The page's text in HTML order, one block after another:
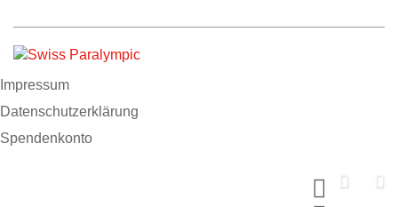
Impressum
Datenschutzerklärung
Spendenkonto